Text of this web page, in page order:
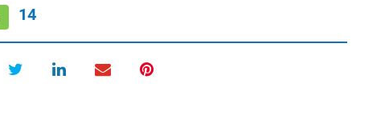
14